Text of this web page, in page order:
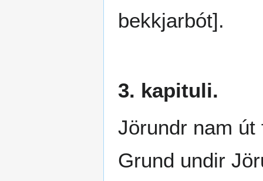
bekkjarbót].
3. kapituli.
Jörundr nam
Grund undir